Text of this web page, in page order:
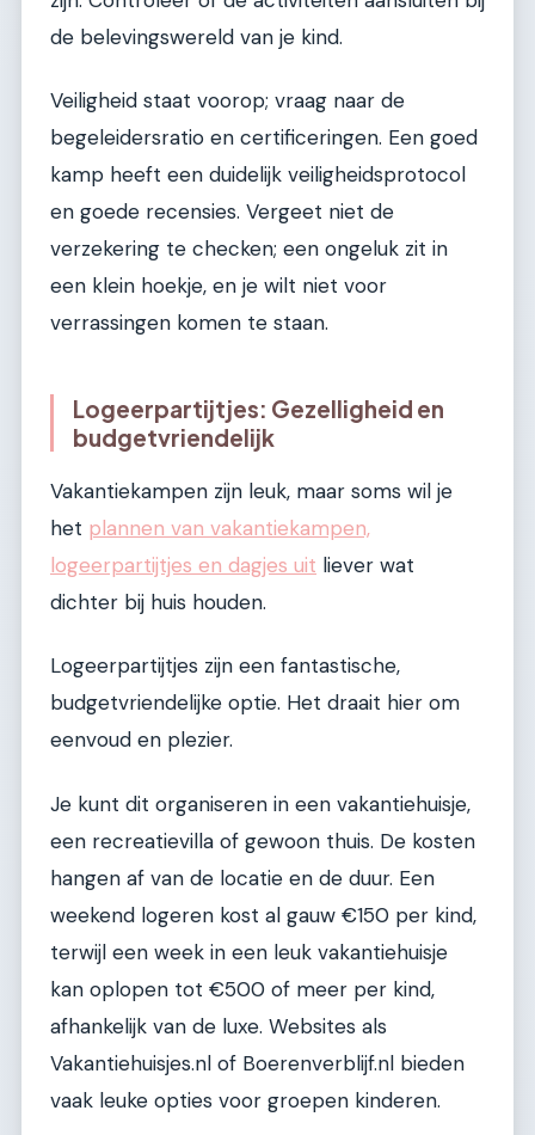
de belevingswereld van je kind.
Veiligheid staat voorop; vraag naar de
begeleidersratio en certificeringen. Een goed
kamp heeft een duidelijk veiligheidsprotocol
en goede recensies. Vergeet niet de
verzekering te checken; een ongeluk zit in
een klein hoekje, en je wilt niet voor
verrassingen komen te staan.
Logeerpartijtjes: Gezelligheid en
budgetvriendelijk
Vakantiekampen zijn leuk, maar soms wil je
het plannen van vakantiekampen,
logeerpartijtjes en dagjes uit liever wat
dichter bij huis houden.
Logeerpartijtjes zijn een fantastische,
budgetvriendelijke optie. Het draait hier om
eenvoud en plezier.
Je kunt dit organiseren in een vakantiehuisje,
een recreatievilla of gewoon thuis. De kosten
hangen af van de locatie en de duur. Een
weekend logeren kost al gauw €150 per kind,
terwijl een week in een leuk vakantiehuisje
kan oplopen tot €500 of meer per kind,
afhankelijk van de luxe. Websites als
Vakantiehuisjes.nl of Boerenverblijf.nl bieden
vaak leuke opties voor groepen kinderen.